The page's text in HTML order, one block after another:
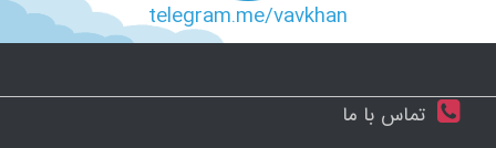
telegram.me/vavkhan
تماس با ما